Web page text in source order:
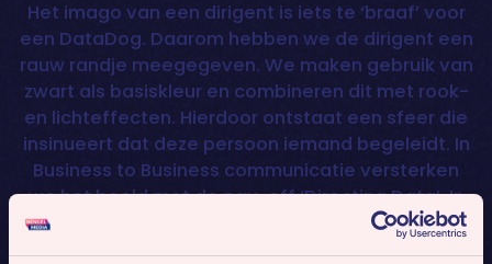
Het imago van een dirigent is iets te ‘braaf’ voor
een DataDog. Daarom hebben we de dirigent een
rauw randje meegegeven. We maken gebruik van
zwart als basiskleur en combineren dit met rook-
en lichteffecten. Hierdoor ontstaat een sfeer die
insinueert dat deze persoon iemand begeleidt. In
Business to Business communicatie versterken
we het beeld met de pay-off ‘Directing Data’. In
arbeidsmarktcommunicatie met ‘Directing
Talent’.